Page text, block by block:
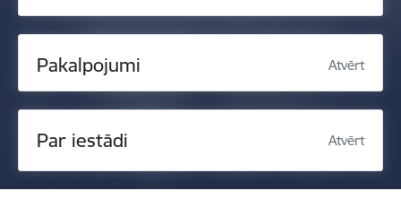
Pakalpojumi Atvērt
Par iestādi Atvērt